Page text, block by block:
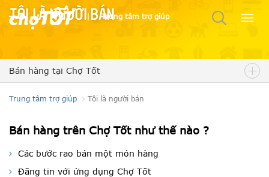
Trung tâm trợ giúp
Tôi là người bán
Bán hàng tại Chợ Tốt
Trung tâm trợ giúp Tôi là người bán
Bán hàng trên Chợ Tốt như thế nào ?
Các bước rao bán một món hàng
Đăng tin với ứng dụng Chợ Tốt